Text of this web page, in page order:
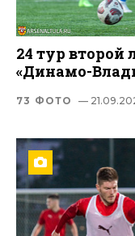
24 тур второй
«Динамо-
73 ФОТО —